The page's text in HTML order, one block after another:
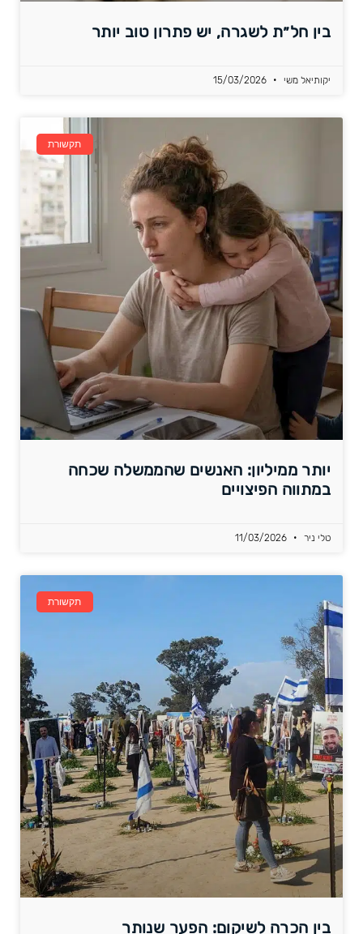
בין חל״ת לשגרה, יש פתרון טוב יותר
יקותיאל משי
תקשורת
יותר ממיליון: האנשים שהממשלה שכחה
במתווה הפיצויים
טלי ניר
תקשורת
בין הכרה לשיקום: הפער שנותר